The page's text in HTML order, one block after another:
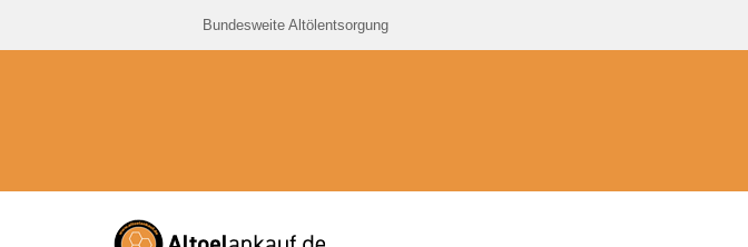
Bundesweite Altölentsorgung